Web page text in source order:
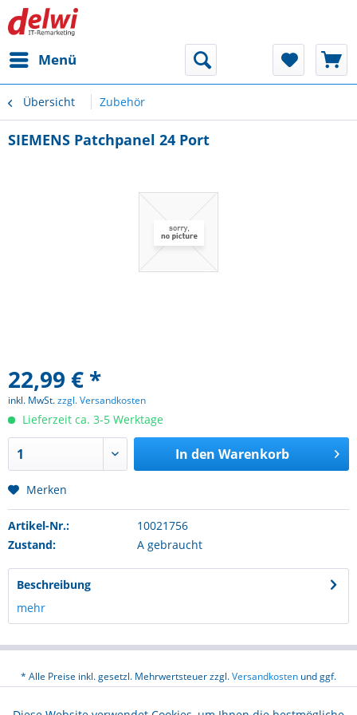
Menü
Übersicht Zubehör
SIEMENS Patchpanel 24 Port
22,99 € *
inkl. MwSt.zzgl. Versandkosten
Lieferzeit ca. 3-5 Werktage
In den Warenkorb
Merken
Artikel-Nr.:
10021756
Zustand:
A gebraucht
Beschreibung
mehr
* Alle Preise inkl. gesetzl. Mehrwertsteuer zzgl.Versandkosten und ggf.